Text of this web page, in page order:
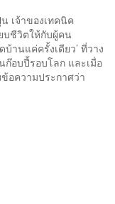
เจ้าของเทคนิค
บชีวิตให้กับผู้คน
านแค่ครั้งเดียว’ ที่วาง
ก๊อบปี้รอบโลก และเมื่อ
อความประกาศว่า